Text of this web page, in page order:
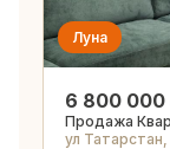
Луна
6 800 000
Продажа
ул